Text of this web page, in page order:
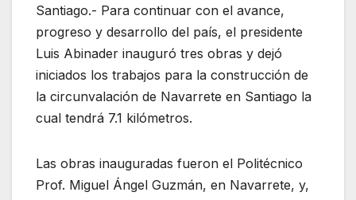
Santiago.- Para continuar con el avance,
progreso y desarrollo del país, el presidente
Luis Abinader inauguró tres obras y dejó
iniciados los trabajos para la construcción de
la circunvalación de Navarrete en Santiago la
cual tendrá 7.1 kilómetros.
Las obras inauguradas fueron el Politécnico
Prof. Miguel Ángel Guzmán, en Navarrete, y,